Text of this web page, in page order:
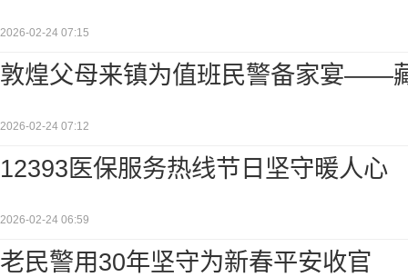
2026-02-24 07:15
敦煌父母来镇为值班民警备家宴——
2026-02-24 07:12
12393医保服务热线节日坚守暖人心
2026-02-24 06:59
老民警用30年坚守为新春平安收官